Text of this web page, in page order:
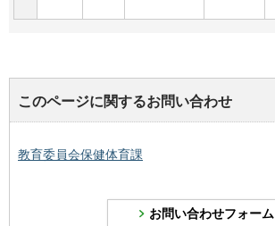
このページに関するお問い合わせ
教育委員会保健体育課